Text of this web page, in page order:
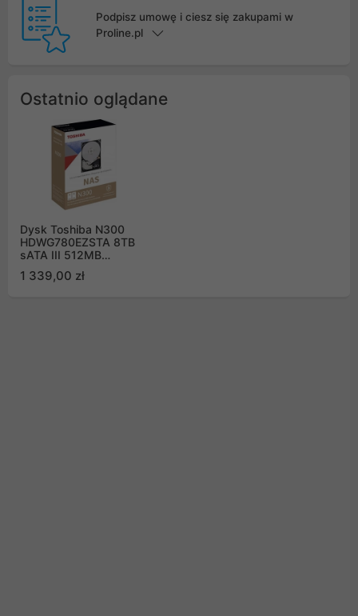
Podpisz umowę i ciesz się zakupami w
Proline.pl
Ostatnio oglądane
Dysk Toshiba N300
HDWG780EZSTA 8TB
sATA III 512MB
1 339,00 zł